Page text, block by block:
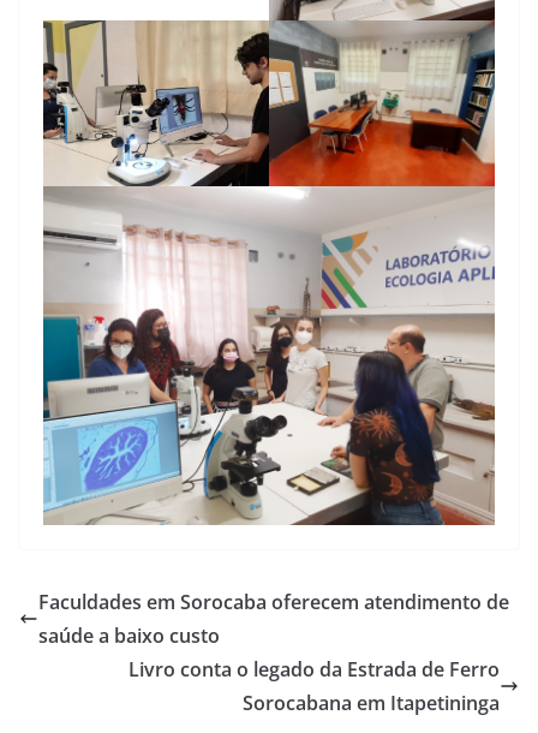
Faculdades em Sorocaba oferecem atendimento de
saúde a baixo custo
Livro conta o legado da Estrada de Ferro
Sorocabana em Itapetininga